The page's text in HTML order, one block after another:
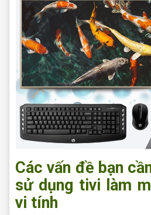
Các vấn đề bạn
sử dụng tivi làm
vi tính